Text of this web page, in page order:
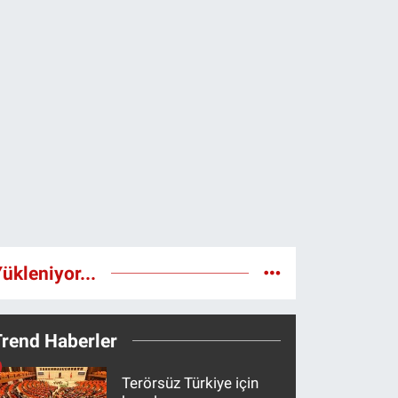
Haberler
Terörsüz Türkiye için